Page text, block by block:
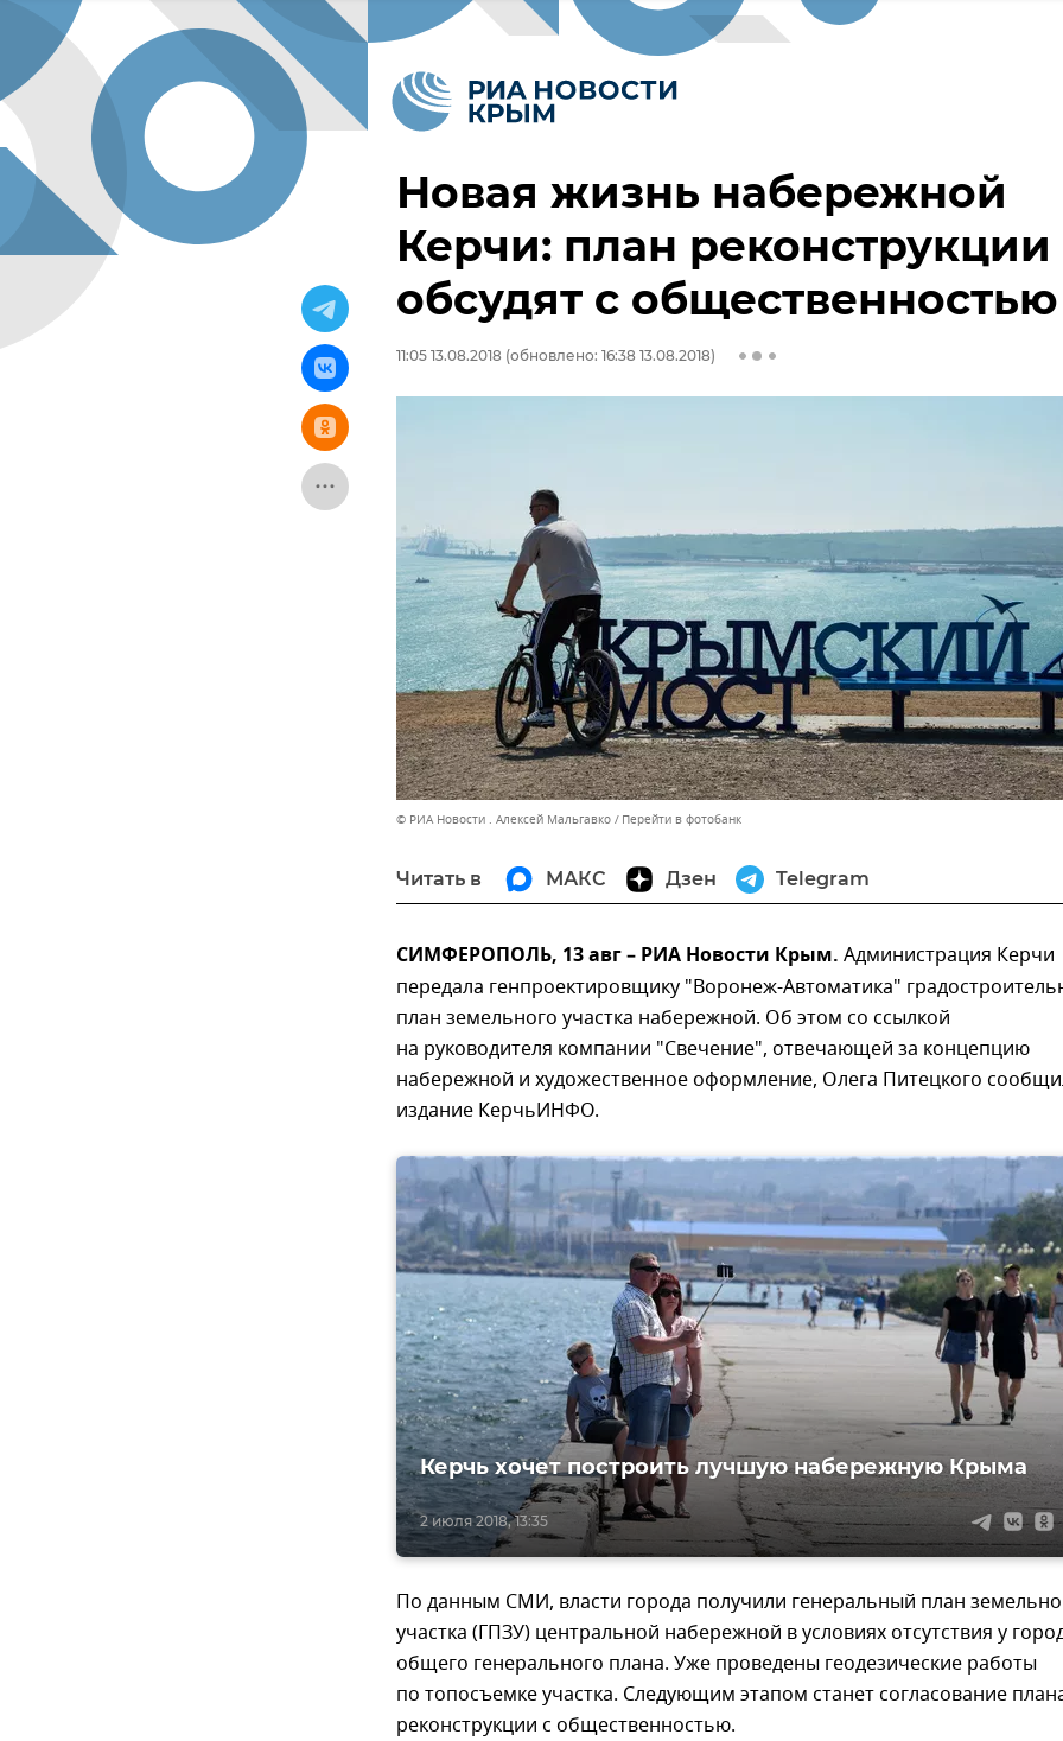
Новая жизнь набережной
Керчи: план реконструкции
обсудят с общественностью
11:05 13.08.2018 (обновлено: 16:38 13.08.2018)
© РИА Новости . Алексей Мальгавко Перейти в фотобанк
Читать в МАКС Дзен Telegram
СИМФЕРОПОЛЬ, 13 авг – РИА Новости Крым. Администрация Керчи
передала генпроектировщику "Воронеж-Автоматика"
план земельного участка набережной. Об этом со ссылкой
на руководителя компании "Свечение", отвечающей за концепцию
набережной и художественное оформление, Олега Питецкого
издание КерчьИНФО.
2 июля 2018, 13:35
Керчь хочет построить лучшую набережную Крыма
По данным СМИ, власти города получили генеральный план
участка (ГПЗУ) центральной набережной в условиях отсутствия у
общего генерального плана. Уже проведены геодезические работы
по топосъемке участка. Следующим этапом станет согласование
реконструкции с общественностью.